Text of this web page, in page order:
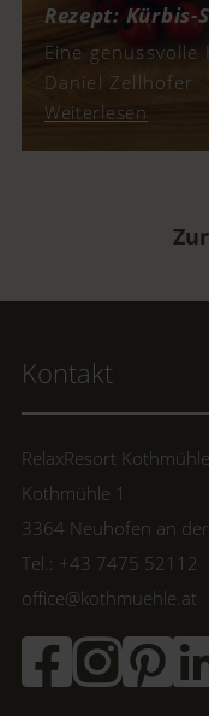
Rezept: Kürbis-
Eine
Daniel Zellhofer
Weiterlesen
Kontakt
RelaxResort Kothmühle
Kothmühle 1
3364 Neuhofen an
Tel.: +43 7475 52112
office@kothmuehle.at